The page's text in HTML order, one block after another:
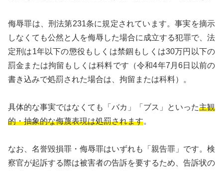
侮辱罪は、刑法第231条に規定されています。事実を摘示
しなくても公然と人を侮辱した場合に成立する犯罪で、法
定刑は1年以下の懲役もしくは禁錮もしくは30万円以下の
罰金または拘留もしくは科料です（令和4年7月6日以前の
書き込みで処罰された場合は、拘留または科料）。
具体的な事実ではなくても「バカ」「ブス」といった主観
的・抽象的な侮蔑表現は処罰されます。
なお、名誉毀損罪・侮辱罪はいずれも「親告罪」です。検
察官が起訴する際は被害者の告訴を要するため、告訴状の